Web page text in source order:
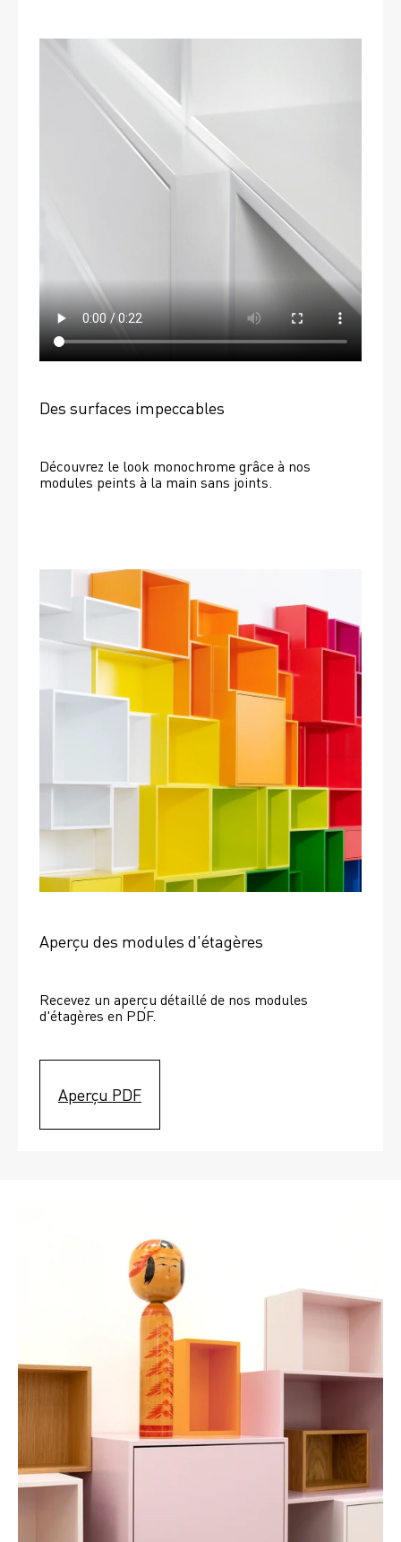
Des surfaces impeccables
Découvrez le look monochrome grâce à nos
modules peints à la main sans joints.
Aperçu des modules d'étagères
Recevez un aperçu détaillé de nos modules
d'étagères en PDF.
Aperçu PDF